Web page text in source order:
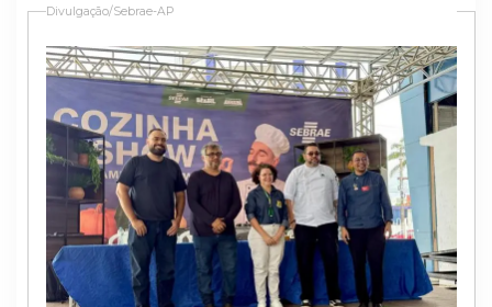
Divulgação/Sebrae-AP